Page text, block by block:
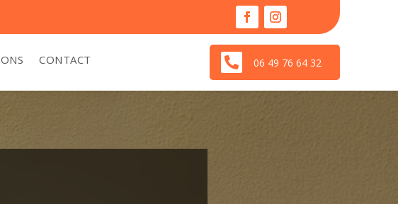
CONTACT  06 49 76 64 32